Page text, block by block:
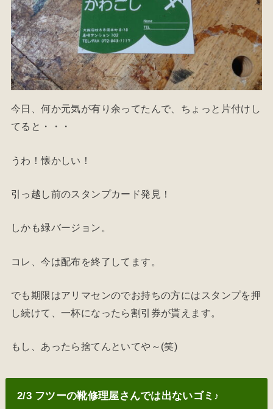
今日、何か元気が有り余ってたんで、ちょっと片付けし
てると・・・
うわ！懐かしい！
引っ越し前のスタンプカード発見！
しかも緑バージョン。
コレ、今は配布を終了してます。
でも期限はアリマセンのでお持ちの方にはスタンプを押
し続けて、一杯になったら割引券が貰えます。
もし、あったら捨てんといてや～(笑)
2/3 フツーの靴修理屋さんでは出ないゴミ♪